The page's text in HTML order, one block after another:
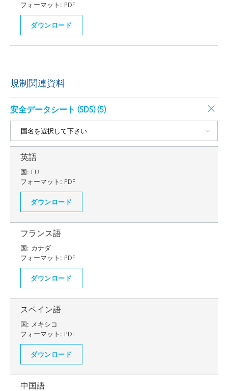
フォーマット: PDF
ダウンロード
規制関連資料
安全データシート (SDS) (5)
英語
国: EU
フォーマット: PDF
ダウンロード
フランス語
国: カナダ
フォーマット: PDF
ダウンロード
スペイン語
国: メキシコ
フォーマット: PDF
ダウンロード
中国語